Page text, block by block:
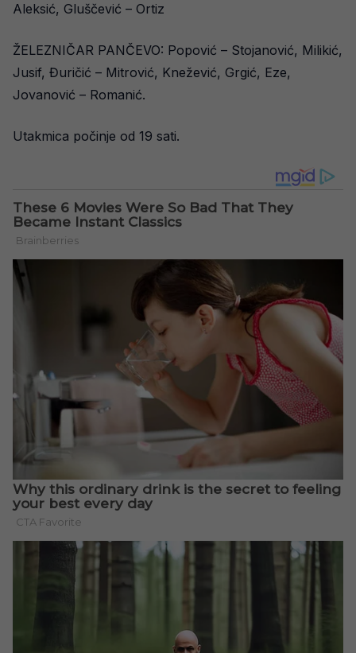
Aleksić, Gluščević – Ortiz
ŽELEZNIČAR PANČEVO: Popović – Stojanović, Milikić,
Jusif, Đuričić – Mitrović, Knežević, Grgić, Eze,
Jovanović – Romanić.
Utakmica počinje od 19 sati.